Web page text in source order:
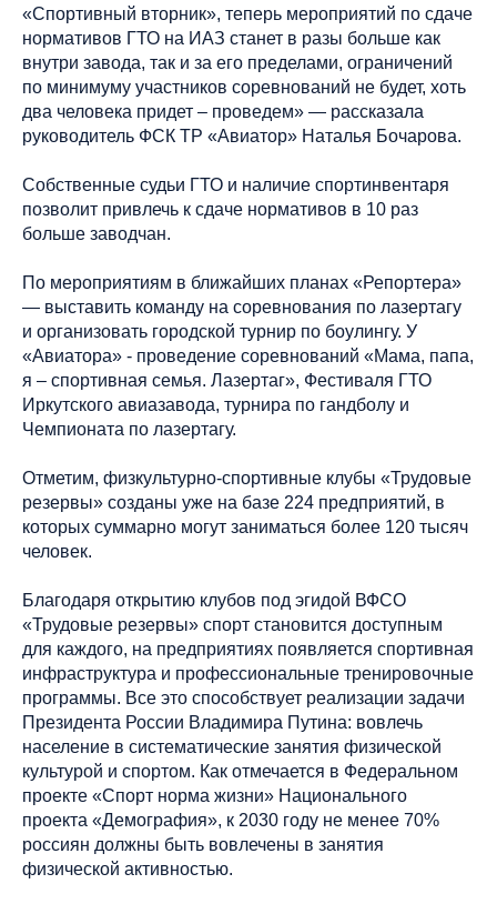
«Спортивный вторник», теперь мероприятий по сдаче
нормативов ГТО на ИАЗ станет в разы больше как
внутри завода, так и за его пределами, ограничений
по минимуму участников соревнований не будет, хоть
два человека придет – проведем» — рассказала
руководитель ФСК ТР «Авиатор» Наталья Бочарова.
Собственные судьи ГТО и наличие спортинвентаря
позволит привлечь к сдаче нормативов в 10 раз
больше заводчан.
По мероприятиям в ближайших планах «Репортера»
— выставить команду на соревнования по лазертагу
и организовать городской турнир по боулингу. У
«Авиатора» - проведение соревнований «Мама, папа,
я – спортивная семья. Лазертаг», Фестиваля ГТО
Иркутского авиазавода, турнира по гандболу и
Чемпионата по лазертагу.
Отметим, физкультурно-спортивные клубы «Трудовые
резервы» созданы уже на базе 224 предприятий, в
которых суммарно могут заниматься более 120 тысяч
человек.
Благодаря открытию клубов под эгидой ВФСО
«Трудовые резервы» спорт становится доступным
для каждого, на предприятиях появляется спортивная
инфраструктура и профессиональные тренировочные
программы. Все это способствует реализации задачи
Президента России Владимира Путина: вовлечь
население в систематические занятия физической
культурой и спортом. Как отмечается в Федеральном
проекте «Спорт норма жизни» Национального
проекта «Демография», к 2030 году не менее 70%
россиян должны быть вовлечены в занятия
физической активностью.